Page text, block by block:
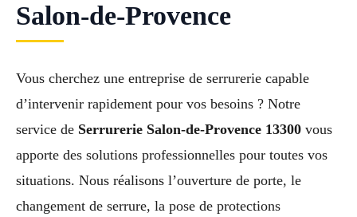
Salon-de-Provence
Vous cherchez une entreprise de serrurerie capable
d’intervenir rapidement pour vos besoins ? Notre
service de Serrurerie Salon-de-Provence 13300 vous
apporte des solutions professionnelles pour toutes vos
situations. Nous réalisons l’ouverture de porte, le
changement de serrure, la pose de protections